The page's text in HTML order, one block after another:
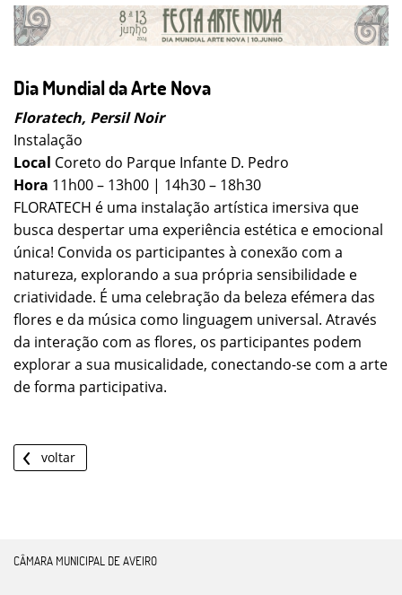
Dia Mundial da Arte Nova
Floratech, Persil Noir
Instalação
Local Coreto do Parque Infante D. Pedro
Hora 11h00 – 13h00 | 14h30 – 18h30
FLORATECH é uma instalação artística imersiva que
busca despertar uma experiência estética e emocional
única! Convida os participantes à conexão com a
natureza, explorando a sua própria sensibilidade e
criatividade. É uma celebração da beleza efémera das
flores e da música como linguagem universal. Através
da interação com as flores, os participantes podem
explorar a sua musicalidade, conectando-se com a arte
de forma participativa.
voltar
CÂMARA MUNICIPAL DE AVEIRO